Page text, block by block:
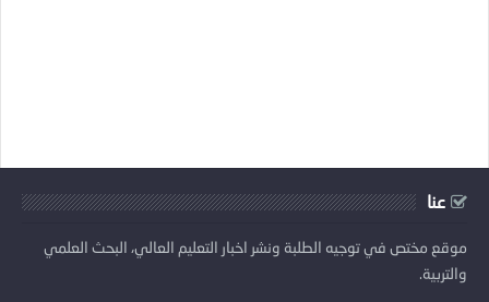
عنا
موقع مختص في توجيه الطلبة ونشر اخبار التعليم العالي، البحث العلمي
والتربية.